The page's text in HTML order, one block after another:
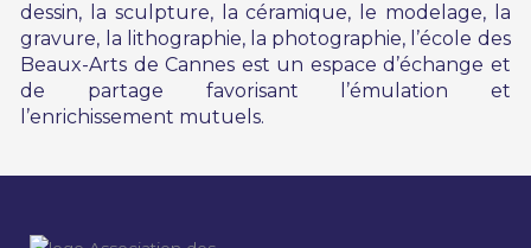
dessin, la sculpture, la céramique, le modelage, la
gravure, la lithographie, la photographie, l’école des
Beaux-Arts de Cannes est un espace d’échange et
de partage favorisant l’émulation et
l’enrichissement mutuels.